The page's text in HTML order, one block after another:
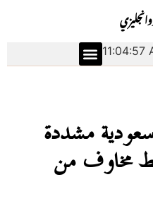
انجليزي
11:04:58
مشددة
مخاوف من